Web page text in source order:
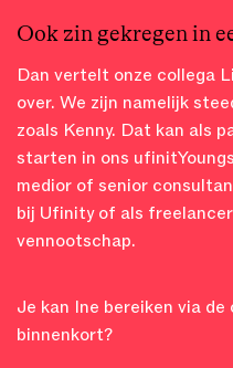
Ook zin gekregen in
Dan vertelt onze collega
over. We zijn namelijk
zoals Kenny. Dat kan als
starten in ons
medior of senior
bij Ufinity of als
vennootschap.
Je kan Ine bereiken via
binnenkort?